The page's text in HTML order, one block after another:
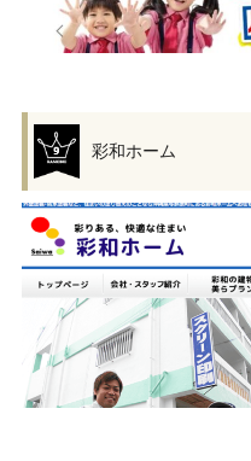
彩和ホーム